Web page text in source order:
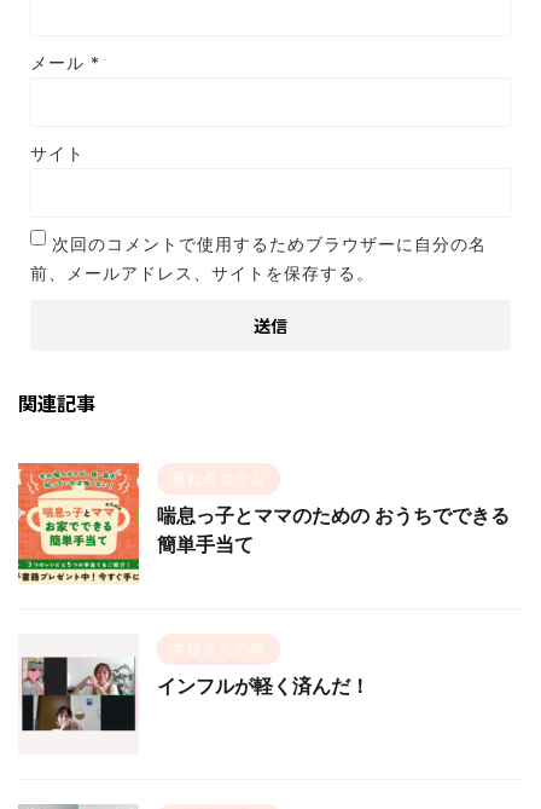
メール *
サイト
次回のコメントで使用するためブラウザーに自分の名
前、メールアドレス、サイトを保存する。
関連記事
重ね煮コラム
喘息っ子とママのための おうちでできる
簡単手当て
生徒さんの声
インフルが軽く済んだ！